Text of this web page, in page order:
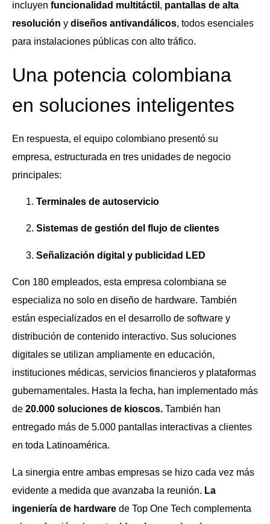
incluyen funcionalidad multitáctil , pantallas de alta
resolución y diseños antivandálicos, todos esenciales
para instalaciones públicas con alto tráfico.
Una potencia colombiana
en soluciones inteligentes
En respuesta, el equipo colombiano presentó su
empresa, estructurada en tres unidades de negocio
principales:
Terminales de autoservicio
Sistemas de gestión del flujo de clientes
Señalización digital y publicidad LED
Con 180 empleados, esta empresa colombiana se
especializa no solo en diseño de hardware. También
están especializados en el desarrollo de software y
distribución de contenido interactivo. Sus soluciones
digitales se utilizan ampliamente en educación,
instituciones médicas, servicios financieros y plataformas
gubernamentales. Hasta la fecha, han implementado más
de 20.000 soluciones de kioscos. También han
entregado más de 5.000 pantallas interactivas a clientes
en toda Latinoamérica.
La sinergia entre ambas empresas se hizo cada vez más
evidente a medida que avanzaba la reunión. La
ingeniería de hardware de Top One Tech complementa